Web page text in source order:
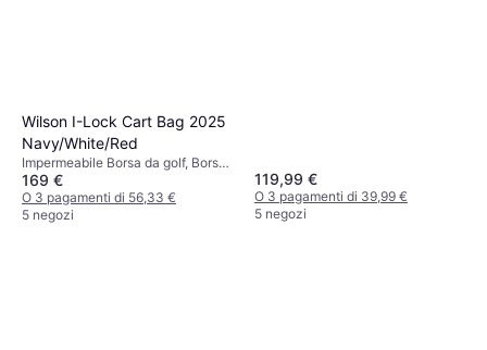
Wilson I-Lock Cart Bag 2025
Navy/White/Red
Impermeabile Borsa da golf, Borsa
Carrello
169 €
O 3 pagamenti di 56,33 €
5 negozi
119,99 €
O 3 pagamenti di 39,99 €
5 negozi